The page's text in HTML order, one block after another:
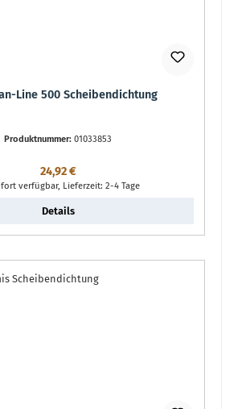
Line 500 Scheibendichtung
Produktnummer: 01033853
Regulärer Preis:
24,92 €
verfügbar, Lieferzeit: 2-4 Tage
Details